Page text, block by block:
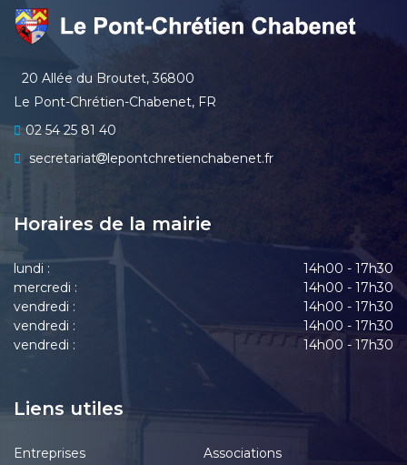
20 Allée du Broutet, 36800
Le Pont-Chrétien-Chabenet, FR
02 54 25 81 40
secretariat
lepontchretienchabenet.fr
Horaires de la mairie
lundi :
14h00 - 17h30
mercredi :
14h00 - 17h30
vendredi :
14h00 - 17h30
vendredi :
14h00 - 17h30
vendredi :
14h00 - 17h30
Liens utiles
Entreprises Associations